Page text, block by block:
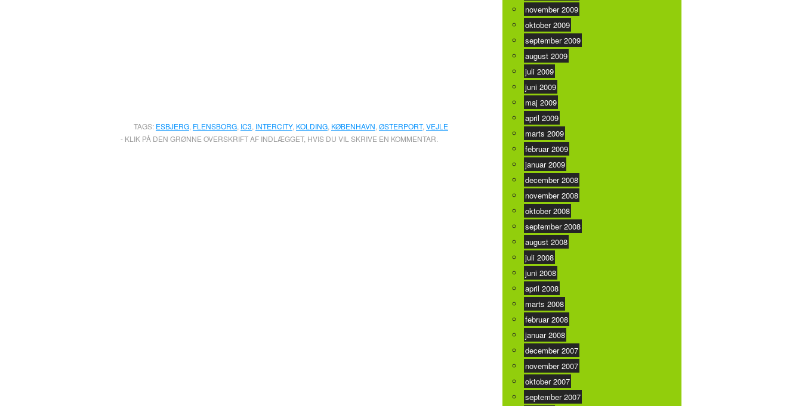
TAGS: ESBJERG FLENSBORG IC3 INTERCITY, KOLDING KØBENHAVN ØSTERPORT, VEJLE
- KLIK PÅ DEN GRØNNE OVERSKRIFT AF INDLÆGGET, HVIS DU VIL SKRIVE EN KOMMENTAR.
november 2009
oktober 2009
september 2009
august 2009
juli 2009
juni 2009
maj 2009
april 2009
marts 2009
februar 2009
januar 2009
december 2008
november 2008
oktober 2008
september 2008
august 2008
juli 2008
juni 2008
april 2008
marts 2008
februar 2008
januar 2008
december 2007
november 2007
oktober 2007
september 2007